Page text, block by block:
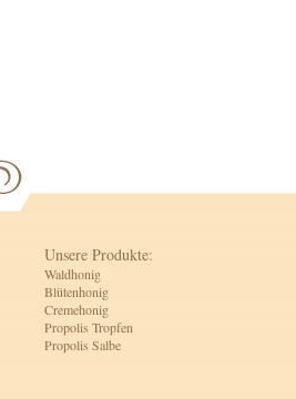
Unsere Produkte:
Waldhonig
Blütenhonig
Cremehonig
Propolis Tropfen
Propolis Salbe